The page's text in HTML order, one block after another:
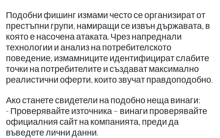
Подобни фишинг измами често се организират от
престъпни групи, намиращи се извън държавата, в
която е насочена атаката. Чрез напреднали
технологии и анализ на потребителското
поведение, измамниците идентифицират слабите
точки на потребителите и създават максимално
реалистични оферти, които звучат правдоподобно.
Ако станете свидетели на подобно неща винаги:
- Проверявайте източника – винаги проверявайте
официалния сайт на компанията, преди да
въведете лични данни.